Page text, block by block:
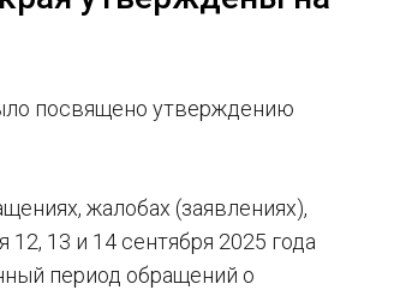
посвящено утверждению
жалобах (заявлениях),
13 и 14 сентября 2025 года
период обращений о